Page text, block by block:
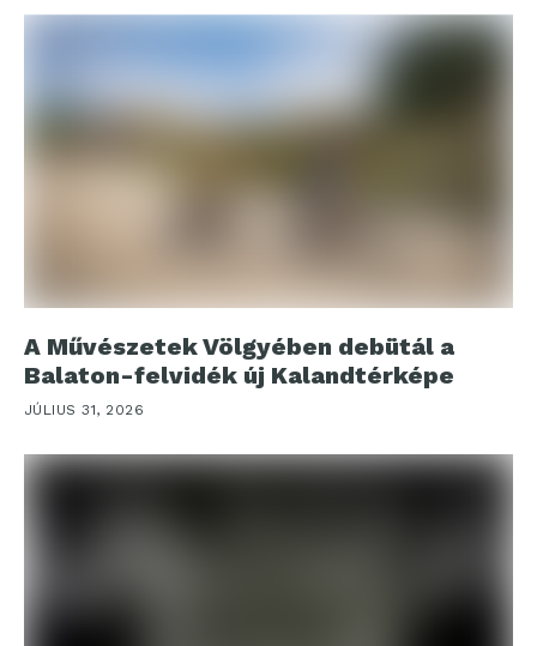
A Művészetek Völgyében debütál a
Balaton-felvidék új Kalandtérképe
JÚLIUS 31, 2026